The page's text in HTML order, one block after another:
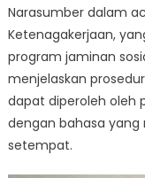
Narasumber dalam
Ketenagakerjaan,
program jaminan
menjelaskan
dapat diperoleh oleh
dengan bahasa
setempat.